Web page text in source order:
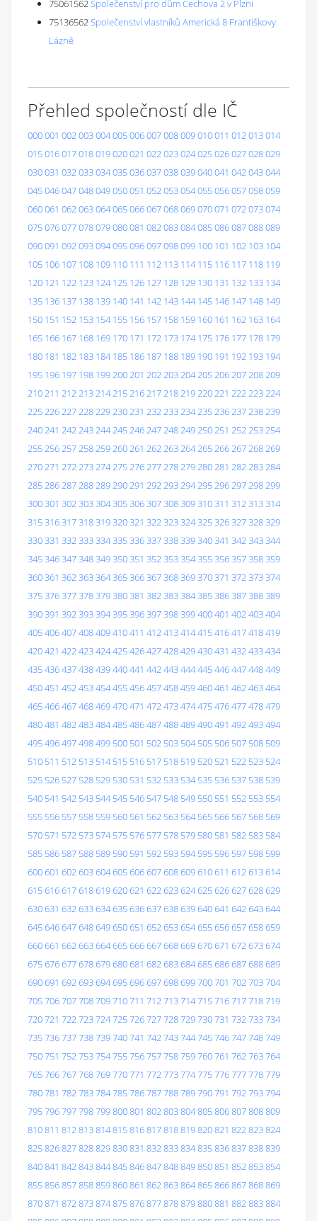
75061562Společenství pro dům Čechova 2 v Plzni
75136562Společenství vlastníků Americká 8 Františkovy
Lázně
Přehled společností dle IČ
000001 002003004005006007008009010011 012013014
015016017018019020021 022023024025026027028029
030031 032033034035036037038039040041 042043044
045046047048049050051 052053054055056057058059
060061 062063064065066067068069070071 072073074
075076077078079080081 082083084085086087088089
090091 092093094095096097098099 100 101 102 103 104
105 106 107 108 109 110 111 112 113 114 115 116 117 118 119
120 121 122 123 124 125 126 127 128 129 130 131 132 133 134
135 136 137 138 139 140 141 142 143 144 145 146 147 148 149
150 151 152 153 154 155 156 157 158 159 160 161 162 163 164
165 166 167 168 169 170 171 172 173 174 175 176 177 178 179
180 181 182 183 184 185 186 187 188 189 190 191 192 193 194
195 196 197 198 199200201 202203204205206207208209
210211 212213214215216217218219220221 222223224
225226227228229230231 232233234235236237238239
240241 242243244245246247248249250251 252253254
255256257258259260261 262263264265266267268269
270271 272273274275276277278279280281 282283284
285286287288289290291 292293294295296297298299
300301 302303304305306307308309310311 312313314
315316317318319320321 322323324325326327328329
330331 332333334335336337338339340341 342343344
345346347348349350351 352353354355356357358359
360361 362363364365366367368369370371 372373374
375376377378379380381 382383384385386387388389
390391 392393394395396397398399400401 402403404
405406407408409410411 412413414415416417418419
420421 422423424425426427428429430431 432433434
435436437438439440441 442443444445446447448449
450451 452453454455456457458459460461 462463464
465466467468469470471 472473474475476477478479
480481 482483484485486487488489490491 492493494
495496497498499 500 501 502 503 504 505 506 507 508 509
510 511 512 513 514 515 516 517 518 519 520 521 522 523 524
525 526 527 528 529 530 531 532 533 534 535 536 537 538 539
540 541 542 543 544 545 546 547 548 549 550 551 552 553 554
555 556 557 558 559 560 561 562 563 564 565 566 567 568 569
570 571 572 573 574 575 576 577 578 579 580 581 582 583 584
585 586 587 588 589 590 591 592 593 594 595 596 597 598 599
600601 602603604605606607608609610611 612613614
615616617618619620621 622623624625626627628629
630631 632633634635636637638639640641 642643644
645646647648649650651 652653654655656657658659
660661 662663664665666667668669670671 672673674
675676677678679680681 682683684685686687688689
690691 692693694695696697698699700701 702703704
705706707708709710711 712713714715716717718719
720721 722723724725726727728729730731 732733734
735736737738739740741 742743744745746747748749
750751 752753754755756757758759760761 762763764
765766767768769770771 772773774775776777778779
780781 782783784785786787788789790791 792793794
795796797798799800801 802803804805806807808809
810811 812813814815816817818819820821 822823824
825826827828829830831 832833834835836837838839
840841 842843844845846847848849850851 852853854
855856857858859860861 862863864865866867868869
870871 872873874875876877878879880881 882883884